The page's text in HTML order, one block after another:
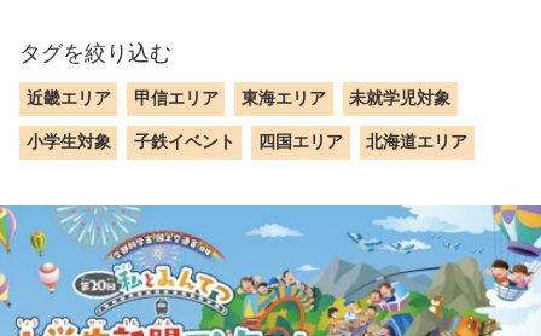
タグを絞り込む
近畿エリア 甲信エリア 東海エリア 未就学児対象
小学生対象 子鉄イベント 四国エリア 北海道エリア